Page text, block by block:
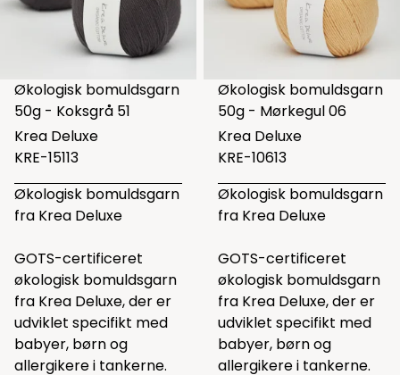
Økologisk bomuldsgarn
50g - Koksgrå 51
Krea Deluxe
KRE-15113
Økologisk bomuldsgarn
fra Krea Deluxe
GOTS-certificeret
økologisk bomuldsgarn
fra Krea Deluxe, der er
udviklet specifikt med
babyer, børn og
allergikere i tankerne.
Økologisk bomuldsgarn
50g - Mørkegul 06
Krea Deluxe
KRE-10613
Økologisk bomuldsgarn
fra Krea Deluxe
GOTS-certificeret
økologisk bomuldsgarn
fra Krea Deluxe, der er
udviklet specifikt med
babyer, børn og
allergikere i tankerne.